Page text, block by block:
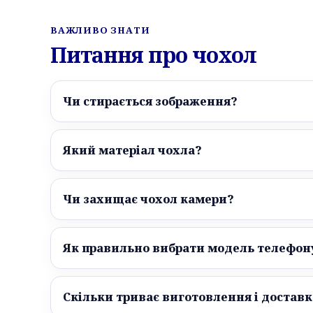
ВАЖЛИВО ЗНАТИ
Питання про чохол
Чи стирається зображення?
Який матеріал чохла?
Чи захищає чохол камери?
Як правильно вибрати модель
Скільки триває виготовлення і